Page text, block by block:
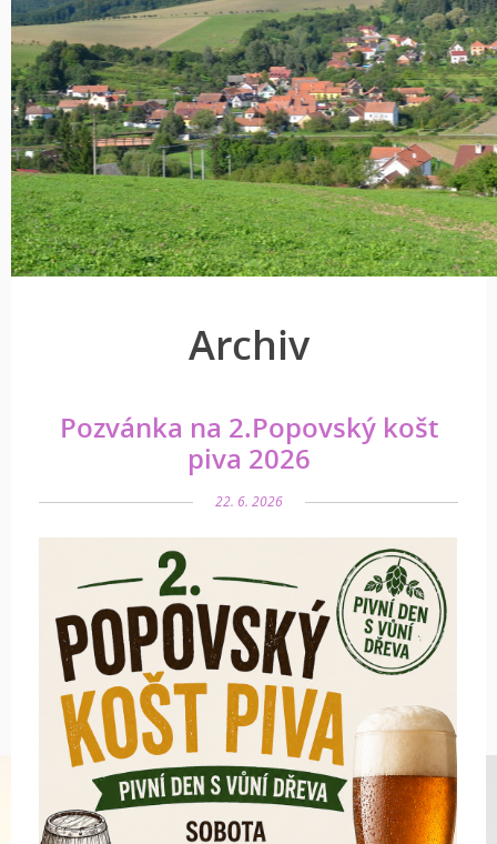
Archiv
Pozvánka na 2.Popovský košt
piva 2026
22. 6. 2026